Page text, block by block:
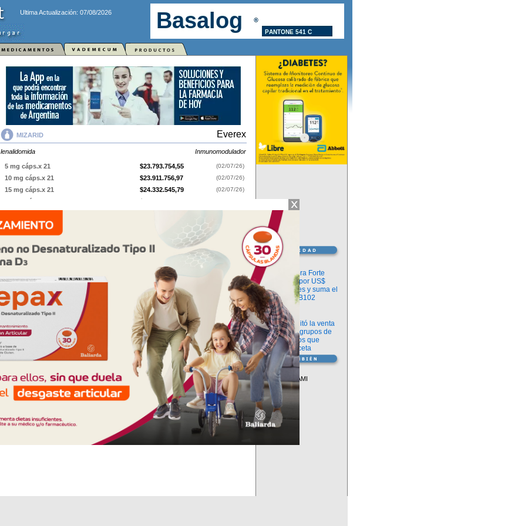
Ultima Actualización: 07/08/2026
MIZARID Everex
lenalidomida Inmunomodulador
5 mg cáps.x 21 $23.793.754,55 (02/07/26)
10 mg cáps.x 21 $23.911.756,97 (02/07/26)
15 mg cáps.x 21 $24.332.545,79 (02/07/26)
25 mg cáps.x 21 $25.304.377,32
Inmunomodulador
producido porEverexy cuenta con 4 presentaciones disponibles.
Explorar más
Otros productos con
lenalidomida
Otros productos deEverex
Información
argenx compra Forte
Biosciences por US$
2.200 millones y suma el
anticuerpo FB102
Información
ANMAT habilitó la venta
libre de diez grupos de
medicamentos que
requerían receta
Vademécum
Descuentos PAMI